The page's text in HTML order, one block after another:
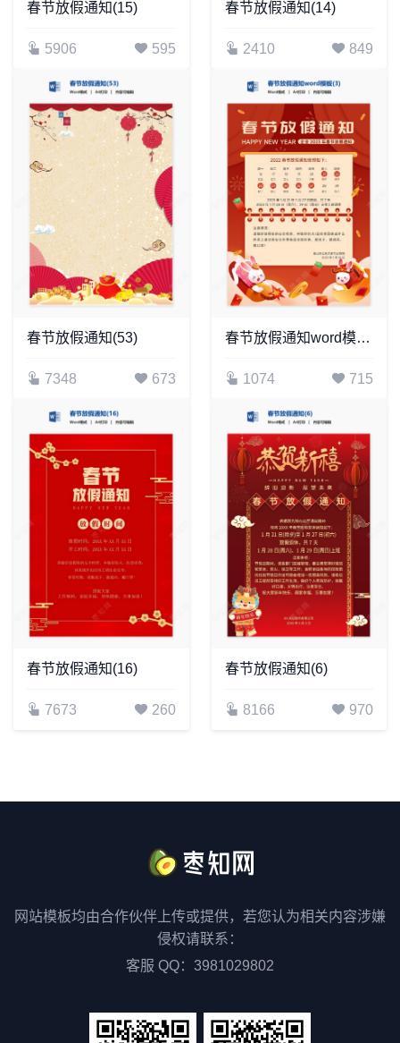
春节放假通知(15)
5906 595
春节放假通知(14)
2410 849
春节放假通知(53)
7348 673
春节放假通知word模板(3)
1074 715
春节放假通知(16)
7673 260
春节放假通知(6)
8166 970
网站模板均由合作伙伴上传或提供，若您认为相关内容涉嫌
侵权请联系：
客服 QQ：3981029802